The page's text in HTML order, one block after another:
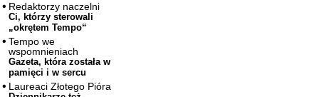
Redaktorzy naczelni
Ci, którzy sterowali
„okrętem Tempo“
Tempo we
wspomnieniach
Gazeta, która została w
pamięci i w sercu
Laureaci Złotego Pióra